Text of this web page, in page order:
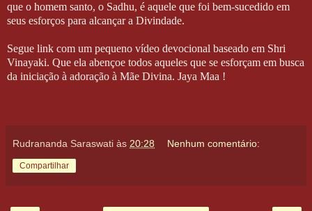
que o homem santo, o Sadhu, é aquele que foi bem-sucedido em
seus esforços para alcançar a Divindade.
Segue link com um pequeno vídeo devocional baseado em Shri
Vinayaki. Que ela abençoe todos aqueles que se esforçam em busca
da iniciação à adoração à Mãe Divina. Jaya Maa !
Rudrananda Saraswati às 20:28 Nenhum comentário:
Compartilhar